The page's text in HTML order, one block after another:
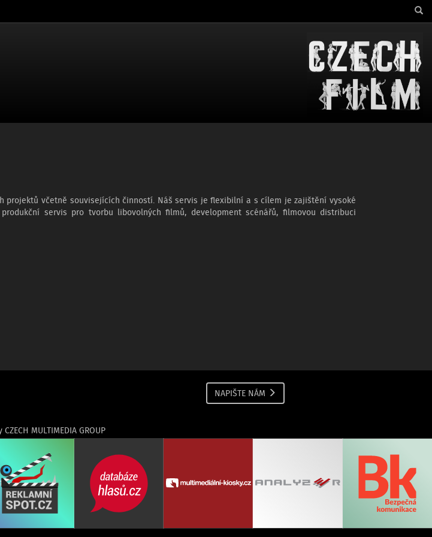
projektů včetně souvisejících činností. Náš servis je flexibilní a s cílem je zajištění vysoké
servis pro tvorbu libovolných filmů, development scénářů, filmovou distribuci
NAPIŠTE NÁM
MULTIMEDIA GROUP